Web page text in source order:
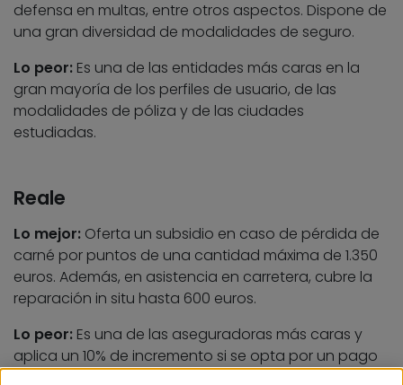
defensa en multas, entre otros aspectos. Dispone de
una gran diversidad de modalidades de seguro.
Lo peor: Es una de las entidades más caras en la
gran mayoría de los perfiles de usuario, de las
modalidades de póliza y de las ciudades
estudiadas.
Reale
Lo mejor: Oferta un subsidio en caso de pérdida de
carné por puntos de una cantidad máxima de 1.350
euros. Además, en asistencia en carretera, cubre la
reparación in situ hasta 600 euros.
Lo peor: Es una de las aseguradoras más caras y
aplica un 10% de incremento si se opta por un pago